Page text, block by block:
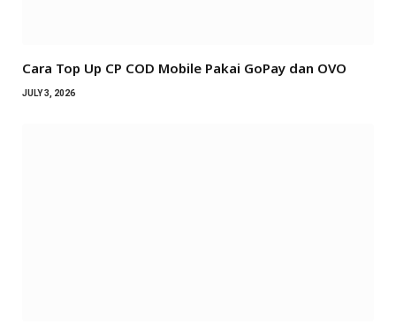
Cara Top Up CP COD Mobile Pakai GoPay dan OVO
JULY 3, 2026